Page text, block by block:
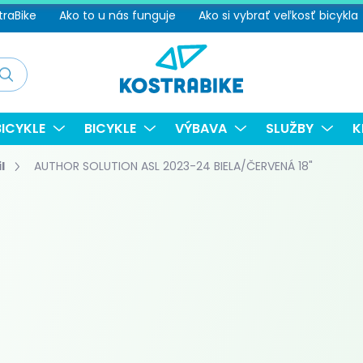
Ako to u nás funguje Ako si vybrať veľkosť bicykla
BICYKLE VÝBAVA SLUŽBY
AUTHOR SOLUTION ASL 2023-24 BIELA/ČERVENÁ 18"